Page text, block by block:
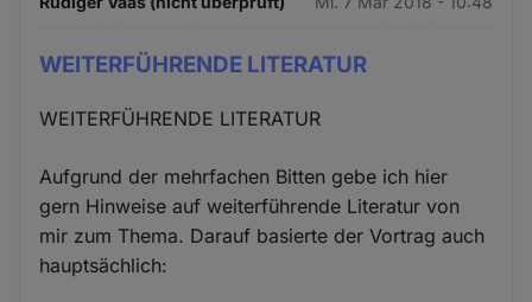
WEITERFÜHRENDE LITERATUR
WEITERFÜHRENDE LITERATUR
Aufgrund der mehrfachen Bitten gebe ich hier
gern Hinweise auf weiterführende Literatur von
mir zum Thema. Darauf basierte der Vortrag auch
hauptsächlich: